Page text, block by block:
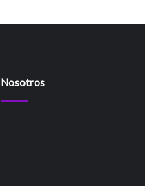
Nosotros